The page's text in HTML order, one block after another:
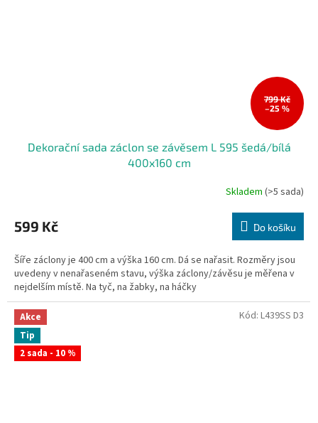
799 Kč
–25 %
Dekorační sada záclon se závěsem L 595 šedá/bílá
400x160 cm
Skladem (>5 sada)
599 Kč Do košíku
Šíře záclony je 400 cm a výška 160 cm. Dá se nařasit. Rozměry jsou
uvedeny v nenařaseném stavu, výška záclony/závěsu je měřena v
nejdelším místě. Na tyč, na žabky, na háčky
Akce
Tip
2 sada - 10 %
Kód: L439SS D3